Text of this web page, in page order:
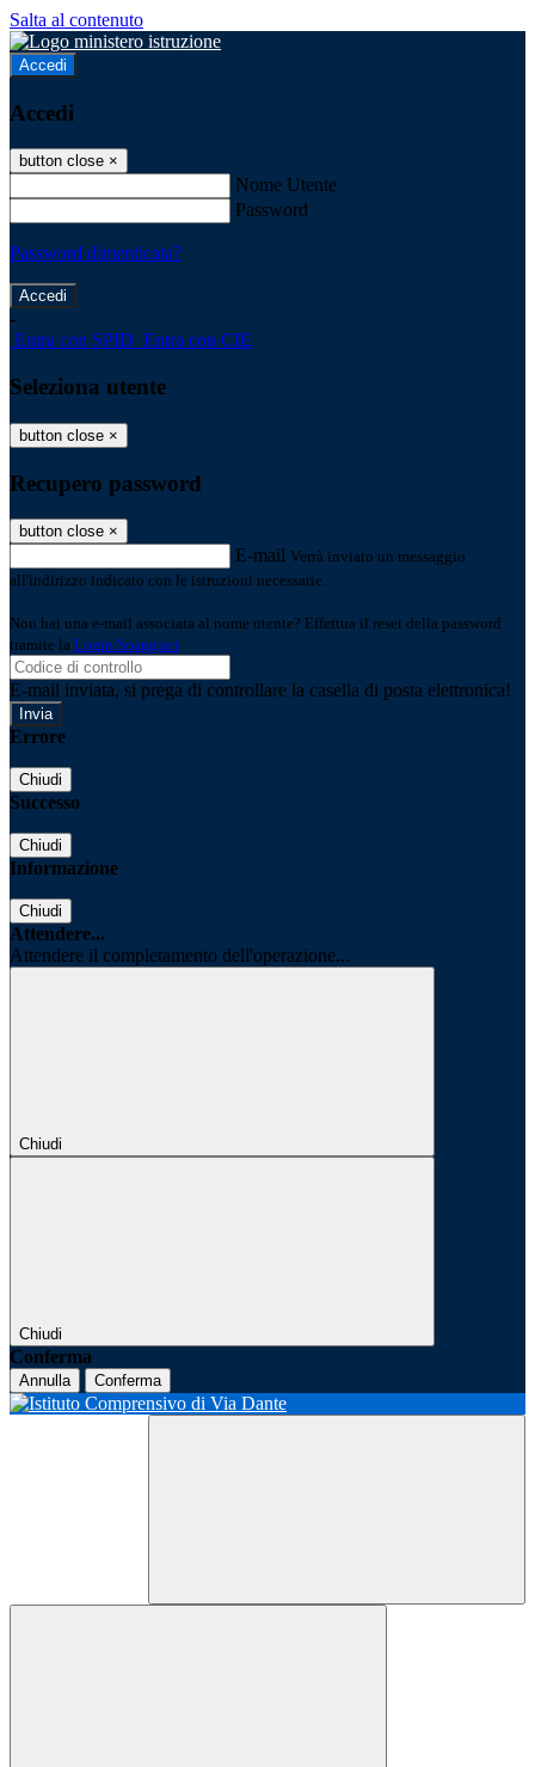
Salta al contenuto
Accedi
Accedi
button close ×
Nome Utente
Password
Password dimenticata?
-
Entra con SPID Entra con CIE
Seleziona utente
button close ×
Recupero password
button close ×
E-mail Verrà inviato un messaggio
all'indirizzo indicato con le istruzioni necessarie.
Non hai una e-mail associata al nome utente? Effettua il reset della password
tramite la Login Spaggiari
E-mail inviata, si prega di controllare la casella di posta elettronica!
Errore
Chiudi
Successo
Chiudi
Informazione
Chiudi
Attendere...
Attendere il completamento dell'operazione...
Chiudi
Chiudi
Conferma
Annulla Conferma